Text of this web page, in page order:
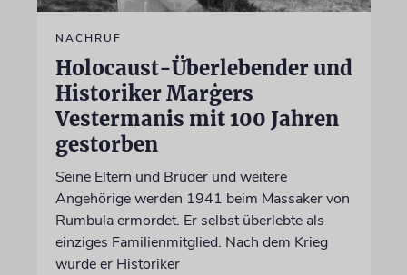
NACHRUF
Holocaust-Überlebender und
Historiker Marģers
Vestermanis mit 100 Jahren
gestorben
Seine Eltern und Brüder und weitere
Angehörige werden 1941 beim Massaker von
Rumbula ermordet. Er selbst überlebte als
einziges Familienmitglied. Nach dem Krieg
wurde er Historiker